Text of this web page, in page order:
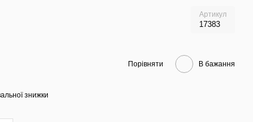
Артикул
17383
Порівняти В бажання
знижки